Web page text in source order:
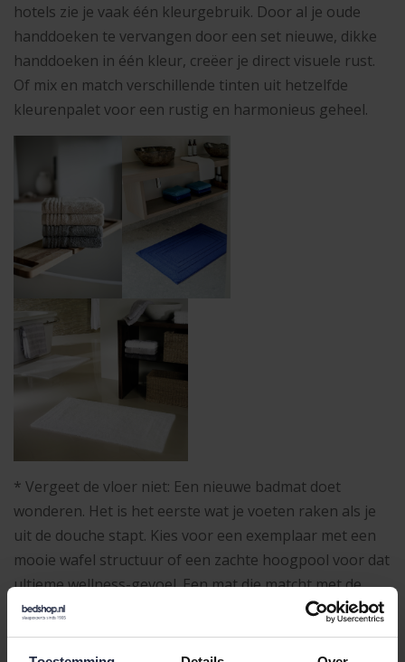
hotels zie je vaak één kleurgebruik. Door al je oude
handdoeken te vervangen door een set nieuwe, dikke
handdoeken in één kleur, creëer je direct visuele rust.
Of mix en match verschillende tinten uit hetzelfde
kleurenpalet voor een rustig en harmonieus geheel.
* Vergeet de vloer niet: Een nieuwe badmat doet
wonderen. Het is het eerste wat je voeten raken als je
uit de douche stapt. Kies voor een exemplaar met een
mooie wafel structuur of een zachte hoogpool voor dat
ultieme wellness-gevoel. Een mat die matcht met de
handdoeken verbindt ook de kleuren in je badkamer.